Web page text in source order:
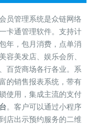
员管理系统是众链网络
卡通管理软件。支持计
年，包月消费，点单消
容美发店、娱乐会所、
百货商场各行各业。系
的销售报表系统，带有
使用，集成主流的支付
。客户可以通过小程序
店出示预约服务的二维